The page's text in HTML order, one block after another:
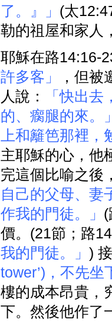
了。』」 (太
勒的祖屋和家人
耶穌在路14:16-
許多客」
，但
人說：
「快出
的、瘸腿的來。
上和籬笆那裡
主耶穌的心，他
完這個比喻之後
自己的父母、妻
作我的門徒。」
價。(21節；路
我的門徒。」 )
tower’)，不先
樓的成本昂貴，
下。然後他作了